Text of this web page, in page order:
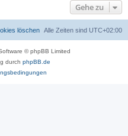
Gehe zu
Alle Zeiten sind UTC+02:00
löschen
© phpBB Limited
durch phpBB.de